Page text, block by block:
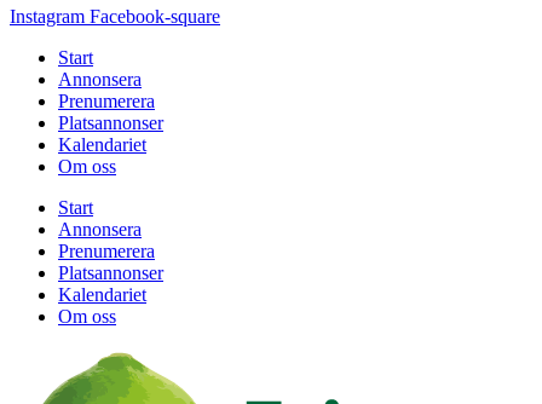
Instagram Facebook-square
Start
Annonsera
Prenumerera
Platsannonser
Kalendariet
Om oss
Start
Annonsera
Prenumerera
Platsannonser
Kalendariet
Om oss